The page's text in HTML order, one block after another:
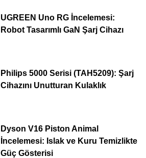
UGREEN Uno RG İncelemesi:
Robot Tasarımlı GaN Şarj Cihazı
Philips 5000 Serisi (TAH5209): Şarj
Cihazını Unutturan Kulaklık
Dyson V16 Piston Animal
İncelemesi: Islak ve Kuru Temizlikte
Güç Gösterisi